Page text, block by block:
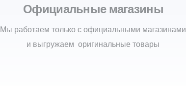
Официальные магазины
Мы работаем только с официальными магазинами
и выгружаем оригинальные товары